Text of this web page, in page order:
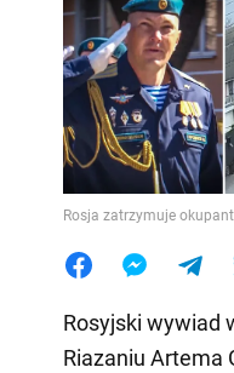
Rosja zatrzymuje
Rosyjski wywiad
Riazaniu Artema